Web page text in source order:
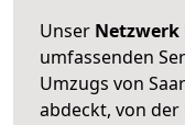
Unser Netzwerk
umfassenden
Umzugs von
abdeckt, von